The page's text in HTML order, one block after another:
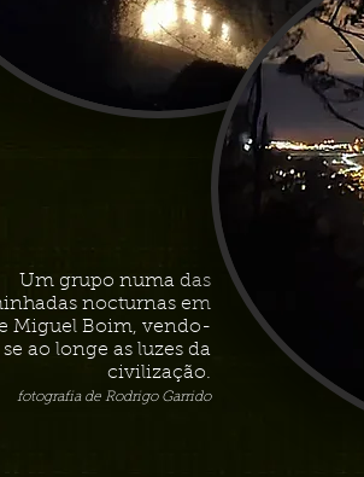
Um grupo numa das
nocturnas em
Miguel Boim, vendo-
se ao longe as luzes da
civilização.
fotografia de Rodrigo Garrido